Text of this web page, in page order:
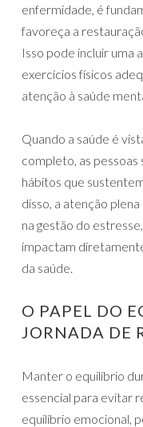
enfermidade, é
favoreça a
Isso pode incluir uma
exercícios físicos
atenção à saúde
Quando a saúde é
completo, as
hábitos que
disso, a atenção
na gestão do
impactam
da saúde.
O PAPEL DO
JORNADA DE
Manter o equilíbrio
essencial para evitar
equilíbrio emocional,